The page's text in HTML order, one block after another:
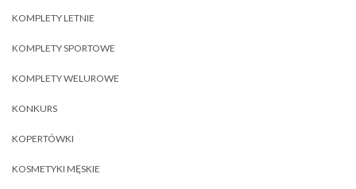
KOMPLETY LETNIE
KOMPLETY SPORTOWE
KOMPLETY WELUROWE
KONKURS
KOPERTÓWKI
KOSMETYKI MĘSKIE